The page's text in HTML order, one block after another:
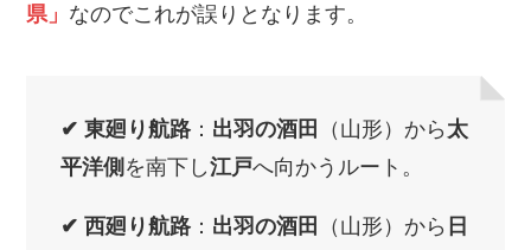
県」 なのでこれが誤りとなります。
✔ 東廻り航路 ： 出羽の酒田 （山形）から 太
平洋側 を南下し江戸へ向かうルート。
✔ 西廻り航路 ： 出羽の酒田 （山形）から 日